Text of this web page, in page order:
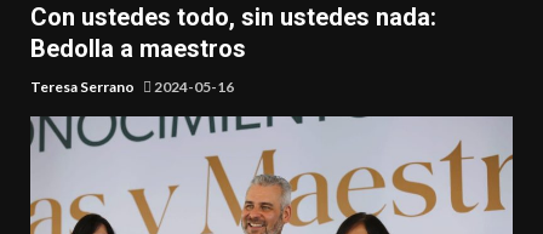
Con ustedes todo, sin ustedes nada:
Bedolla a maestros
Teresa Serrano 2024-05-16